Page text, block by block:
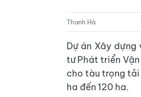
Thanh Hà
Dự án Xây dựng
tư Phát triển
cho tàu trọng tải
ha đến 120 ha.